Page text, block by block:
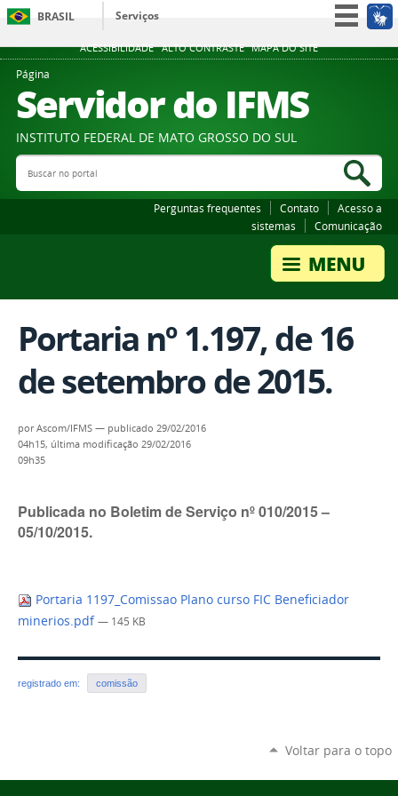
ACESSIBILIDADE ALTO CONTRASTE MAPA DO SITE
BRASIL
Serviços
Participe
Legislação
Canais
Página
Servidor do IFMS
INSTITUTO FEDERAL DE MATO GROSSO DO SUL
Buscar no portal
Perguntas frequentes Contato
Acesso a
sistemas
Comunicação
Portaria nº 1.197, de 16
de setembro de 2015.
porAscom/IFMS — publicado 29/02/2016
04h15, última modificação 29/02/2016
09h35
Publicada no Boletim de Serviço nº 010/2015 –
05/10/2015.
Portaria 1197_Comissao Plano curso FIC Beneficiador
minerios.pdf — 145 KB
registrado em: comissão
Voltar para o topo